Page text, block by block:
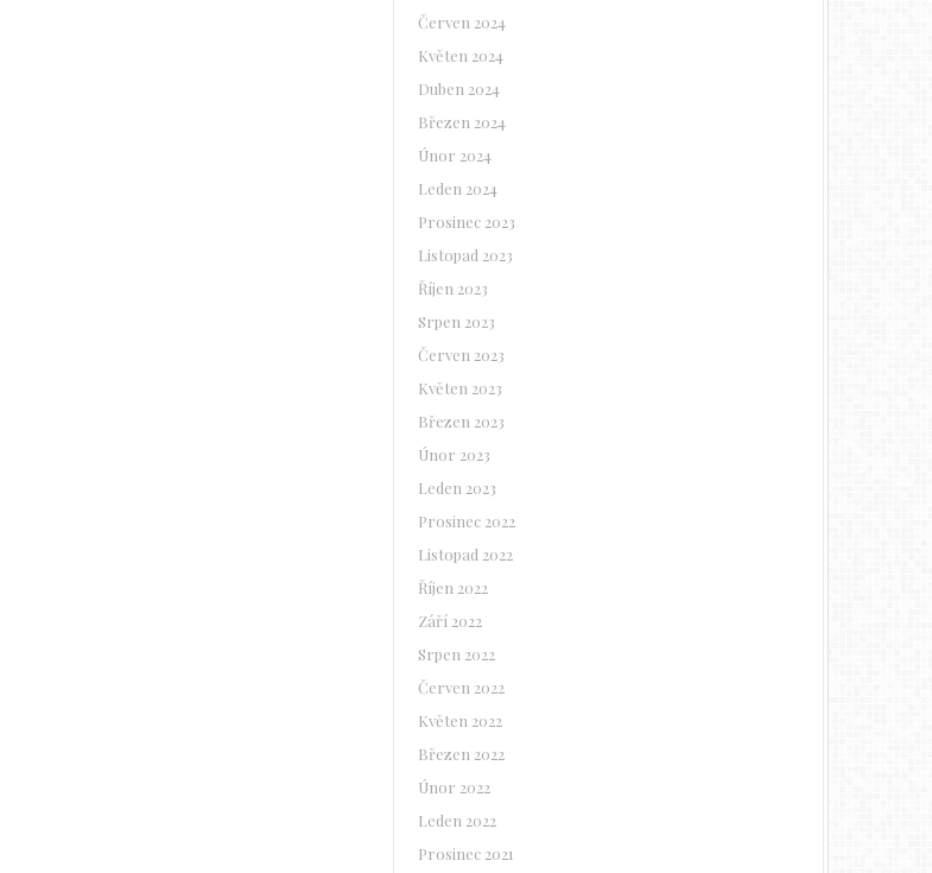
Červen 2024
Květen 2024
Duben 2024
Březen 2024
Únor 2024
Leden 2024
Prosinec 2023
Listopad 2023
Říjen 2023
Srpen 2023
Červen 2023
Květen 2023
Březen 2023
Únor 2023
Leden 2023
Prosinec 2022
Listopad 2022
Říjen 2022
Září 2022
Srpen 2022
Červen 2022
Květen 2022
Březen 2022
Únor 2022
Leden 2022
Prosinec 2021